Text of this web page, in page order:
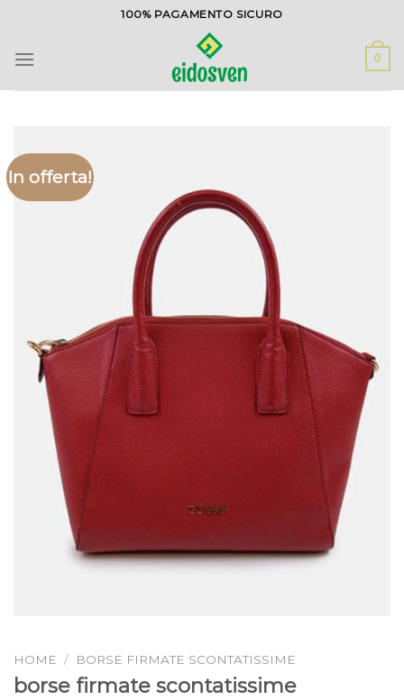
contenuti
100% PAGAMENTO SICURO
0
In offerta!
HOME / BORSE FIRMATE SCONTATISSIME
borse firmate scontatissime